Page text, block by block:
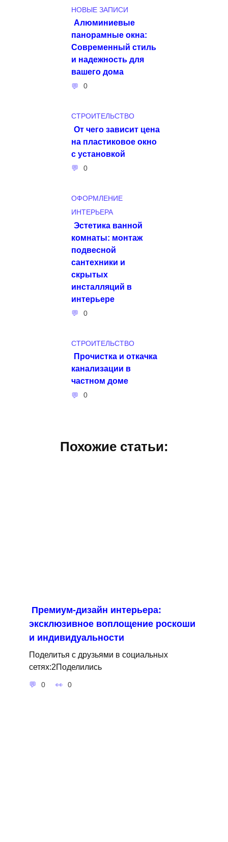
НОВЫЕ ЗАПИСИ
Алюминиевые
панорамные окна:
Современный стиль
и надежность для
вашего дома
0
СТРОИТЕЛЬСТВО
От чего зависит цена
на пластиковое окно
с установкой
0
ОФОРМЛЕНИЕ
ИНТЕРЬЕРА
Эстетика ванной
комнаты: монтаж
подвесной
сантехники и
скрытых
инсталляций в
интерьере
0
СТРОИТЕЛЬСТВО
Прочистка и откачка
канализации в
частном доме
0
Похожие статьи:
Премиум-дизайн интерьера:
эксклюзивное воплощение роскоши
и индивидуальности
Поделитья с друзьями в социальных
сетях:2Поделились
0 0